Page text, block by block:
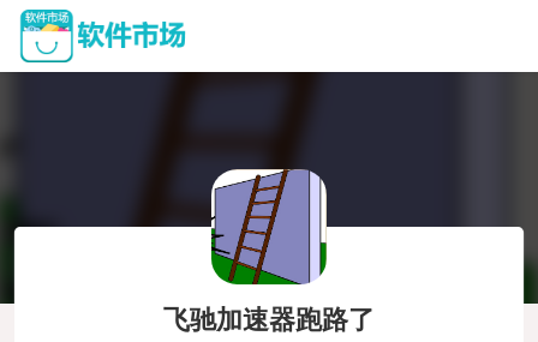
飞驰加速器跑路了